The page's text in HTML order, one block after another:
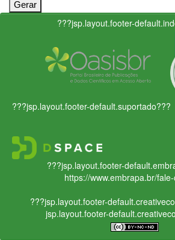
???jsp.layout.footer-
???jsp.layout.footer-default.suportado???
???jsp.layout.footer-
https://www.embrapa.br/
???jsp.layout.footer-
jsp.layout.footer-